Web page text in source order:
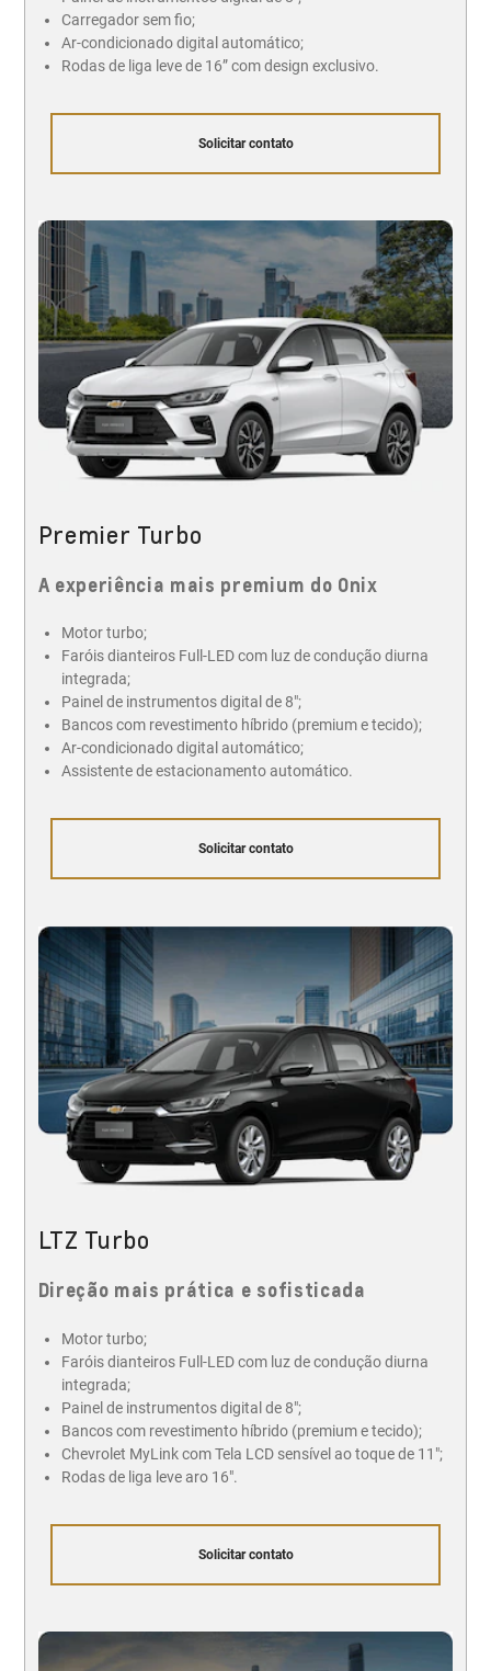
Carregador sem fio;
Ar-condicionado digital automático;
Rodas de liga leve de 16” com design exclusivo.
Solicitar contato
Premier Turbo
A experiência mais premium do Onix
Motor turbo;
Faróis dianteiros Full-LED com luz de condução diurna
integrada;
Painel de instrumentos digital de 8";
Bancos com revestimento híbrido (premium e tecido);
Ar-condicionado digital automático;
Assistente de estacionamento automático.
Solicitar contato
LTZ Turbo
Direção mais prática e sofisticada
Motor turbo;
Faróis dianteiros Full-LED com luz de condução diurna
integrada;
Painel de instrumentos digital de 8";
Bancos com revestimento híbrido (premium e tecido);
Chevrolet MyLink com Tela LCD sensível ao toque de 11";
Rodas de liga leve aro 16".
Solicitar contato